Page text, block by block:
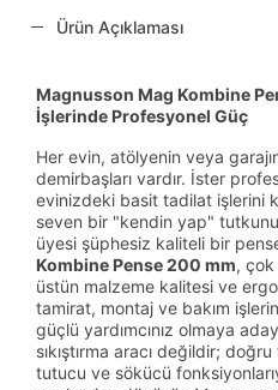
Ürün Açıklaması
Magnusson Mag Kombine
İşlerinde Profesyonel Güç
Her evin, atölyenin veya
demirbaşları vardır. İster
evinizdeki basit tadilat işlerini
seven bir "kendin yap"
üyesi şüphesiz kaliteli bir
Kombine Pense 200 mm, çok
üstün malzeme kalitesi ve
tamirat, montaj ve bakım
güçlü yardımcınız olmaya
sıkıştırma aracı değildir;
tutucu ve sökücü